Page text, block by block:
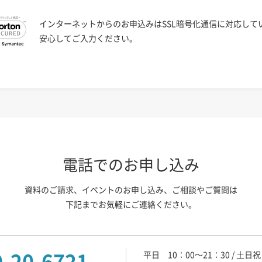
インターネットからのお申込みはSSL暗号化通信に対応して
安心してご入力ください。
電話でのお申し込み
資料のご請求、イベントのお申し込み、 ご相談やご質問は
下記までお気軽にご連絡ください。
平日 10：00～21：30 / 土日